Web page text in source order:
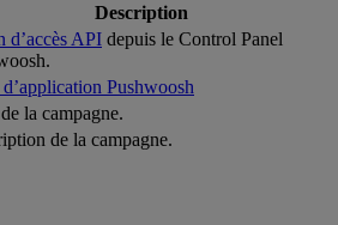
Description
d’accès API depuis le Control Panel
Pushwoosh
la campagne.
de la campagne.